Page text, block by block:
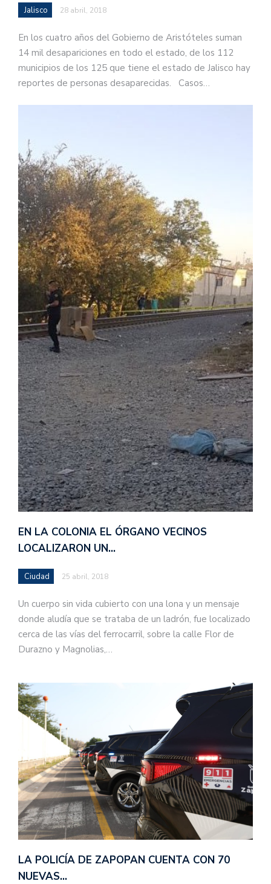
Jalisco 28 abril, 2018
En los cuatro años del Gobierno de Aristóteles suman
14 mil desapariciones en todo el estado, de los 112
municipios de los 125 que tiene el estado de Jalisco hay
reportes de personas desaparecidas. Casos…
EN LA COLONIA EL ÓRGANO VECINOS
LOCALIZARON UN…
Ciudad 25 abril, 2018
Un cuerpo sin vida cubierto con una lona y un mensaje
donde aludía que se trataba de un ladrón, fue localizado
cerca de las vías del ferrocarril, sobre la calle Flor de
Durazno y Magnolias,…
LA POLICÍA DE ZAPOPAN CUENTA CON 70
NUEVAS…